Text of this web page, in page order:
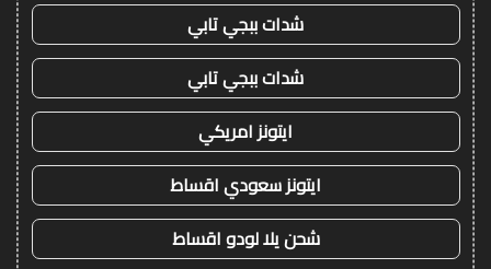
شدات ببجي تابي
شدات ببجي تابي
ايتونز امريكي
ايتونز سعودي اقساط
شحن يلا لودو اقساط